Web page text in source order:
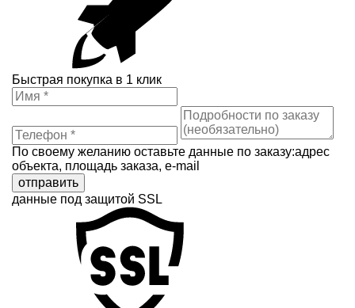
Быстрая покупка в 1 клик
По своему желанию оставьте данные по заказу:адрес
объекта, площадь заказа, e-mail
отправить
данные под защитой SSL